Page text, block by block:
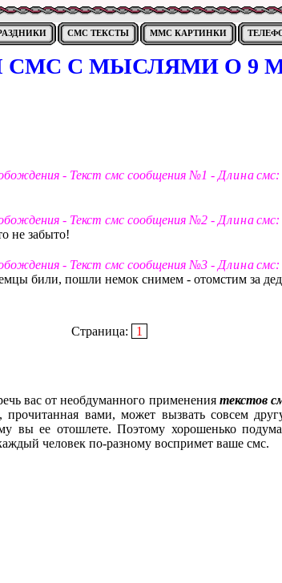
СМС ТЕКСТЫ ММС КАРТИНКИ
СМС С МЫСЛЯМИ О 9
- Текст смс сообщения №1 - Д л и н асмс:
- Текст смс сообщения №2 - Д л и н асмс:
не забыто!
- Текст смс сообщения №3 - Д л и н асмс:
били, пошли немок снимем - отомстим за
Страница: 1
вас от необдуманного применения текстов
прочитанная вами, может вызвать совсем
вы ее отошлете. Поэтому хорошенько
человек по-разному воспримет ваше смс.